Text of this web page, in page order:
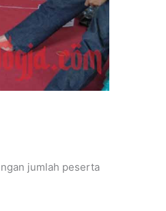
jumlah peserta